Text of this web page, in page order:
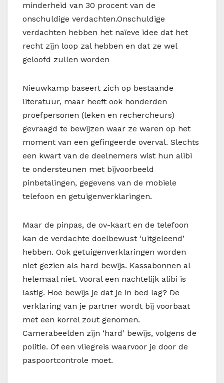
minderheid van 30 procent van de
onschuldige verdachten.Onschuldige
verdachten hebben het naïeve idee dat het
recht zijn loop zal hebben en dat ze wel
geloofd zullen worden
Nieuwkamp baseert zich op bestaande
literatuur, maar heeft ook honderden
proefpersonen (leken en rechercheurs)
gevraagd te bewijzen waar ze waren op het
moment van een gefingeerde overval. Slechts
een kwart van de deelnemers wist hun alibi
te ondersteunen met bijvoorbeeld
pinbetalingen, gegevens van de mobiele
telefoon en getuigenverklaringen.
Maar de pinpas, de ov-kaart en de telefoon
kan de verdachte doelbewust ‘uitgeleend’
hebben. Ook getuigenverklaringen worden
niet gezien als hard bewijs. Kassabonnen al
helemaal niet. Vooral een nachtelijk alibi is
lastig. Hoe bewijs je dat je in bed lag? De
verklaring van je partner wordt bij voorbaat
met een korrel zout genomen.
Camerabeelden zijn ‘hard’ bewijs, volgens de
politie. Of een vliegreis waarvoor je door de
paspoortcontrole moet.